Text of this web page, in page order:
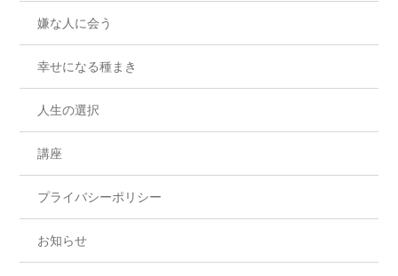
嫌な人に会う
幸せになる種まき
人生の選択
講座
プライバシーポリシー
お知らせ